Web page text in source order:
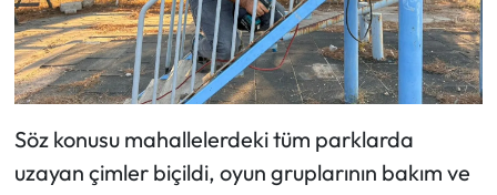
Söz konusu mahallelerdeki tüm parklarda
uzayan çimler biçildi, oyun gruplarının bakım ve